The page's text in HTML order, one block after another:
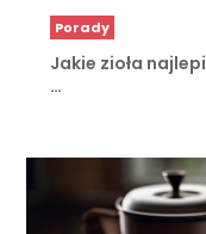
Porady
Jakie zioła
…